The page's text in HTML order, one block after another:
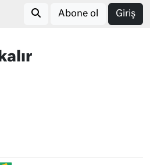
Abone ol Giriş